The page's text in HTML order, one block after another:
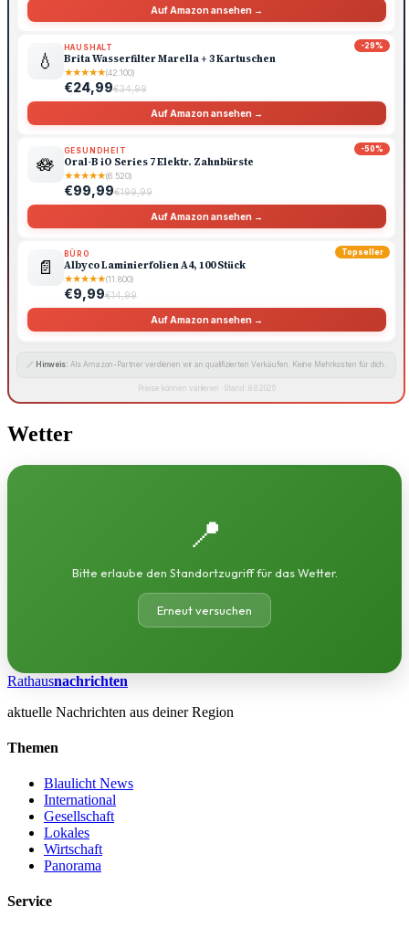
Auf Amazon ansehen →
-29%
💧
HAUSHALT
Brita Wasserfilter Marella + 3 Kartuschen
★★★★★(42.100)
€24,99€34,99
Auf Amazon ansehen →
-50%
🪷
GESUNDHEIT
Oral-B iO Series 7 Elektr. Zahnbürste
★★★★★(6.520)
€99,99€199,99
Auf Amazon ansehen →
Topseller
📄
BÜRO
Albyco Laminierfolien A4, 100 Stück
★★★★★(11.800)
€9,99€14,99
Auf Amazon ansehen →
🔗 Hinweis: Als Amazon-Partner verdienen wir an qualifizierten Verkäufen. Keine Mehrkosten für dich.
Preise können variieren · Stand: 8.8.2026
Wetter
📍
Bitte erlaube den Standortzugriff für das Wetter.
Erneut versuchen
Rathausnachrichten
aktuelle Nachrichten aus deiner Region
Themen
Blaulicht News
International
Gesellschaft
Lokales
Wirtschaft
Panorama
Service